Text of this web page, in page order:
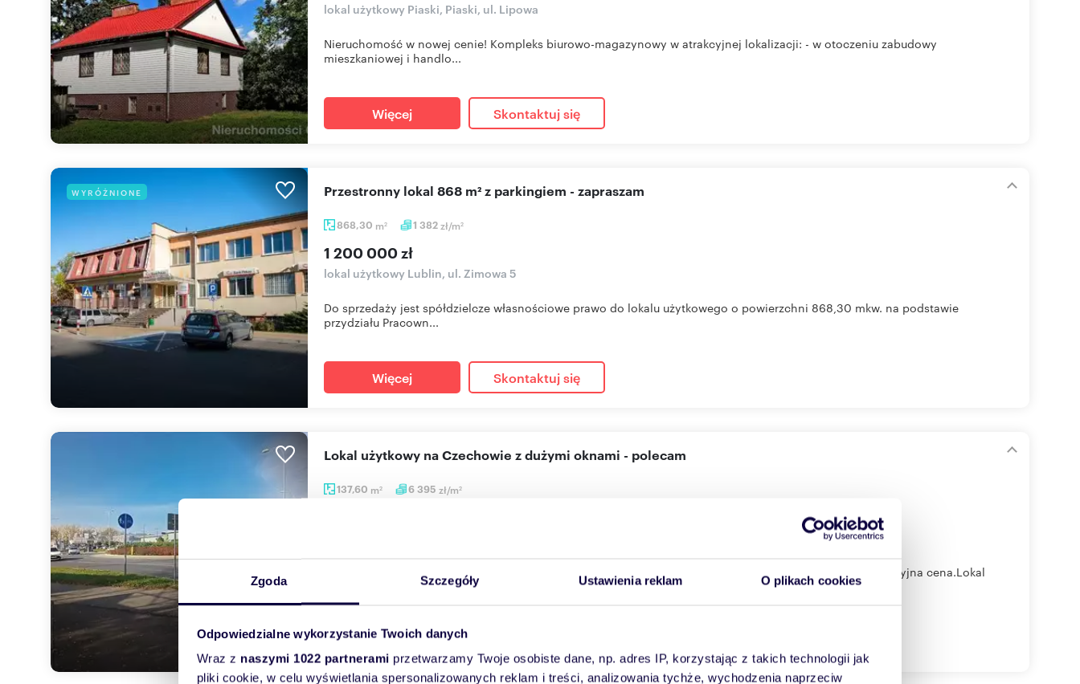
Zgoda Szczegóły Ustawienia reklam O plikach cookies
Odpowiedzialne wykorzystanie Twoich danych
Wraz z naszymi 1022 partnerami przetwarzamy Twoje osobiste dane, np. adres IP, korzystając z takich technologii jak
pliki cookie, w celu wyświetlania spersonalizowanych reklam i treści, analizowania tychże, wychodzenia naprzeciw
lokal użytkowy Piaski, Piaski, ul. Lipowa
Nieruchomość w nowej cenie! Kompleks biurowo-magazynowy w atrakcyjnej lokalizacji: - w otoczeniu zabudowy
mieszkaniowej i handlo...
Więcej Skontaktuj się
WYRÓŻNIONE
868,30 m2 1 382zł/m2
Przestronny lokal 868 m² z parkingiem - zapraszam
1 200 000 zł
lokal użytkowy Lublin, ul. Zimowa 5
Do sprzedaży jest spółdzielcze własnościowe prawo do lokalu użytkowego o powierzchni 868,30 mkw. na podstawie
przydziału Pracown...
Więcej Skontaktuj się
137,60 m2 6 395 zł/m2
Lokal użytkowy na Czechowie z dużymi oknami - polecam
Do sprzedaży lokal użytkowy położony na parterze bloku na Czechowie. W pobliżu ul. Koncertowej. Atrakcyjna cena.Lokal
Więcej